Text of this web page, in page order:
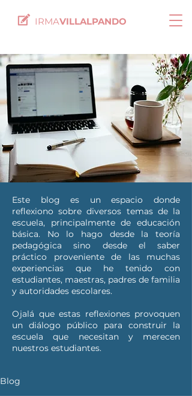
IRMAVILLALPANDO
Este blog es un espacio donde
reflexiono sobre diversos temas de la
escuela, principalmente de educación
básica. No lo hago desde la teoría
pedagógica sino desde el saber
práctico proveniente de las muchas
experiencias que he tenido con
estudiantes, maestras, padres de familia
y autoridades escolares.
Ojalá que estas reflexiones provoquen
un diálogo público para construir la
escuela que necesitan y merecen
nuestros estudiantes.
Blog